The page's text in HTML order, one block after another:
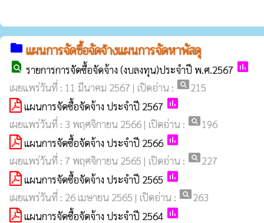
folder แผนการจัดซื้อจัดจ้างแผนการจัดหาพัสดุ
find_in_page รายการการจัดซื้อจัดจ้าง (งบลงทุน)ประจำปี พ.ศ.2567 poll
เผยแพร่วันที่ : 11 มีนาคม 2567 | เปิดอ่าน : pageview215
แผนการจัดซื้อจัดจ้าง ประจำปี 2567 poll
เผยแพร่วันที่ : 3 พฤศจิกายน 2566 | เปิดอ่าน : pageview196
แผนการจัดซื้อจัดจ้าง ประจำปี 2566 poll
เผยแพร่วันที่ : 7 พฤศจิกายน 2565 | เปิดอ่าน : pageview227
แผนการจัดซื้อจัดจ้าง ประจำปี 2565 poll
เผยแพร่วันที่ : 26 เมษายน 2565 | เปิดอ่าน : pageview263
แผนการจัดซื้อจัดจ้าง ประจำปี 2564 poll